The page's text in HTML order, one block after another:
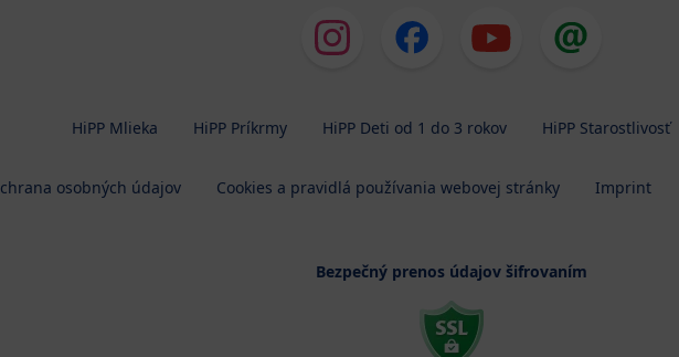
HiPP Mlieka HiPP Príkrmy HiPP Deti od 1 do 3 rokov HiPP Starostlivosť
osobných údajov Cookies a pravidlá používania webovej stránky Imprint
Bezpečný prenos údajov šifrovaním